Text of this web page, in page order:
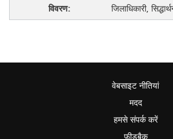
जिलाधिकारी,
वेबसाइट नीतियां
मदद
हमसे संपर्क करें